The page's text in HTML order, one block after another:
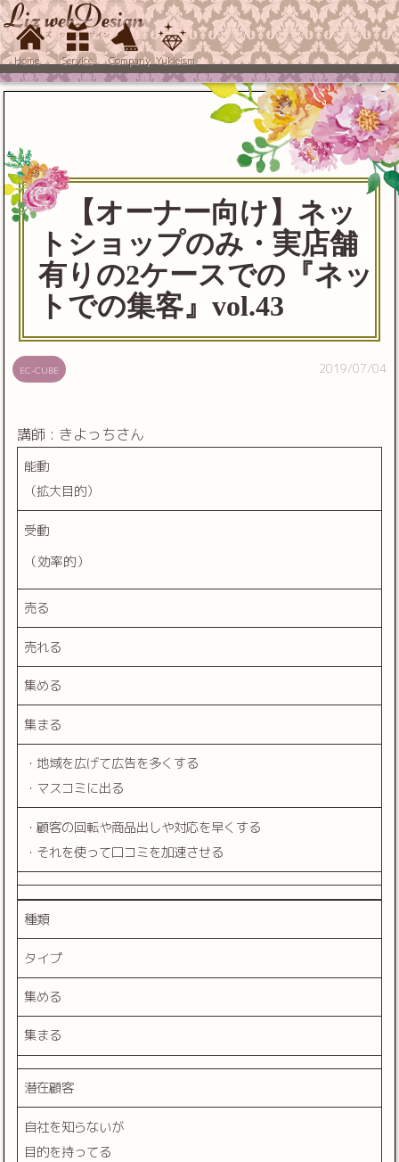
Home Service Company Yukieism
【オーナー向け】ネッ
トショップのみ・実店舗
有りの2ケースでの『ネッ
トでの集客』vol.43
EC-CUBE 2019/07/04
講師 : きよっちさん
能動
（拡大目的）
受動
（効率的）
売る
売れる
集める
集まる
・地域を広げて広告を多くする
・マスコミに出る
・顧客の回転や商品出しや対応を早くする
・それを使って口コミを加速させる
種類
タイプ
集める
集まる
潜在顧客
自社を知らないが
目的を持ってる